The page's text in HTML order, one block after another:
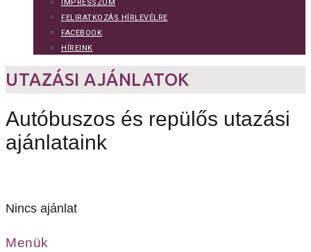
IMPRESSZUM
FELIRATKOZÁS HÍRLEVÉLRE
FACEBOOK
HÍREINK
UTAZÁSI AJÁNLATOK
Autóbuszos és repülős utazási
ajánlataink
Nincs ajánlat
Menük